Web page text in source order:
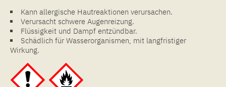
Kann allergische Hautreaktionen verursachen.
Verursacht schwere Augenreizung.
Flüssigkeit und Dampf entzündbar.
Schädlich für Wasserorganismen, mit langfristiger
Wirkung.